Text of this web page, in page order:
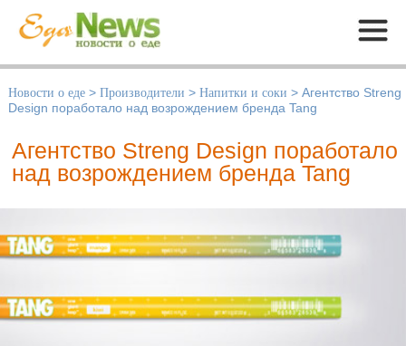
Меню
Новости о еде > Производители > Напитки и соки > Агентство Streng
Design поработало над возрождением бренда Tang
Агентство Streng Design поработало
над возрождением бренда Tang